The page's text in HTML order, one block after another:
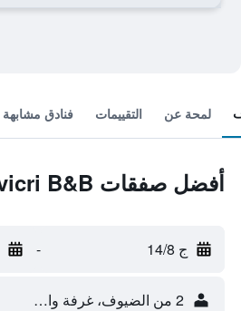
لمحة عن التقييمات فنادق مشابهة
أفضل صفقات Navicri B&B
ج 14/8 -
2 من الضيوف، غرفة واحدة